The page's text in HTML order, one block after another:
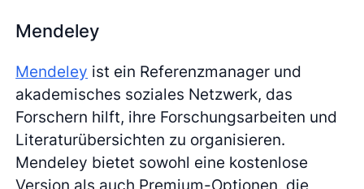
Mendeley
Mendeley ist ein Referenzmanager und
akademisches soziales Netzwerk, das
Forschern hilft, ihre Forschungsarbeiten und
Literaturübersichten zu organisieren.
Mendeley bietet sowohl eine kostenlose